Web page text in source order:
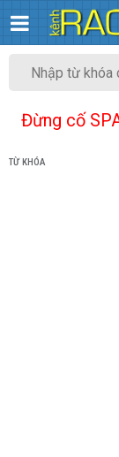
Đừng cố
TỪ KHÓA